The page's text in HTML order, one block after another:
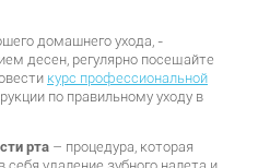
домашнего ухода, -
десен, регулярно посещайте
курс профессиональной
по правильному уходу в
рта – процедура, которая